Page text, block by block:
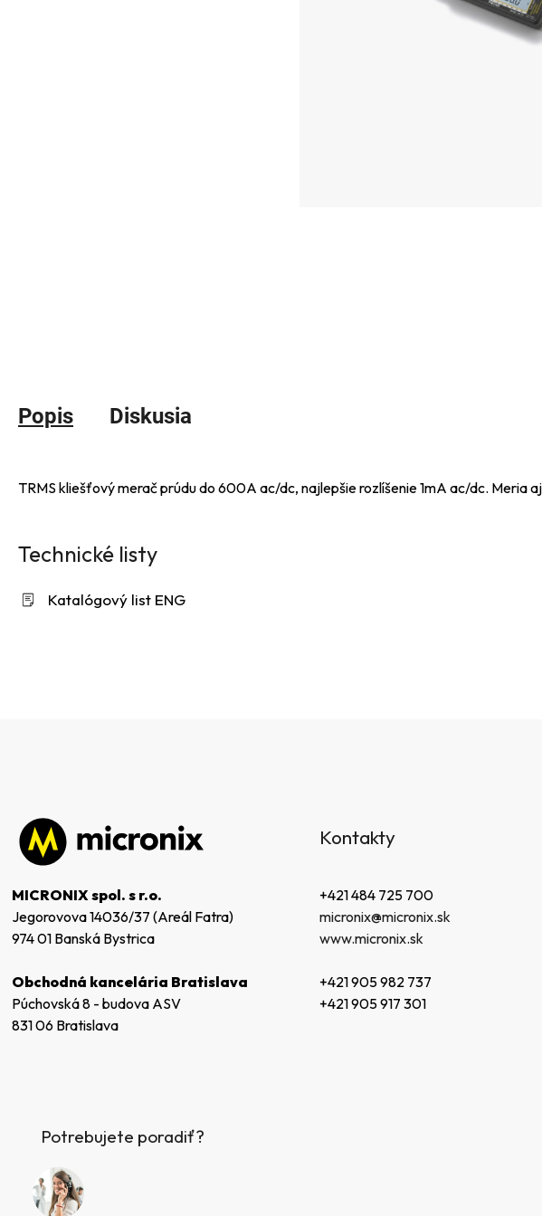
Popis Diskusia
TRMS kliešťový merač prúdu do 600A ac/dc, najlepšie rozlíšenie 1mA ac/dc. Meria
Technické listy
Katalógový list ENG
MICRONIX spol. s r.o.
Jegorovova 14036/37 (Areál Fatra)
974 01 Banská Bystrica
Obchodná kancelária Bratislava
Púchovská 8 - budova ASV
831 06 Bratislava
Kontakty
+421 484 725 700
micronix@micronix.sk
www.micronix.sk
+421 905 982 737
+421 905 917 301
Potrebujete poradiť?